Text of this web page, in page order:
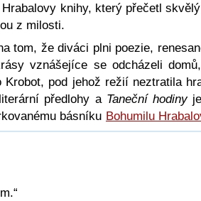
knihy, který přečetl
z milosti.
tom, že diváci plni poezie,
vznášejíce se odcházeli
Krobot, pod jehož režií neztratila
předlohy a Taneční hodiny
básníku Bohumilu